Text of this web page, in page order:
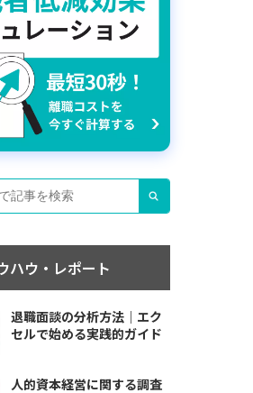
ハウ・レポート
退職面談の分析方法｜エク
セルで始める実践的ガイド
人的資本経営に関する調査